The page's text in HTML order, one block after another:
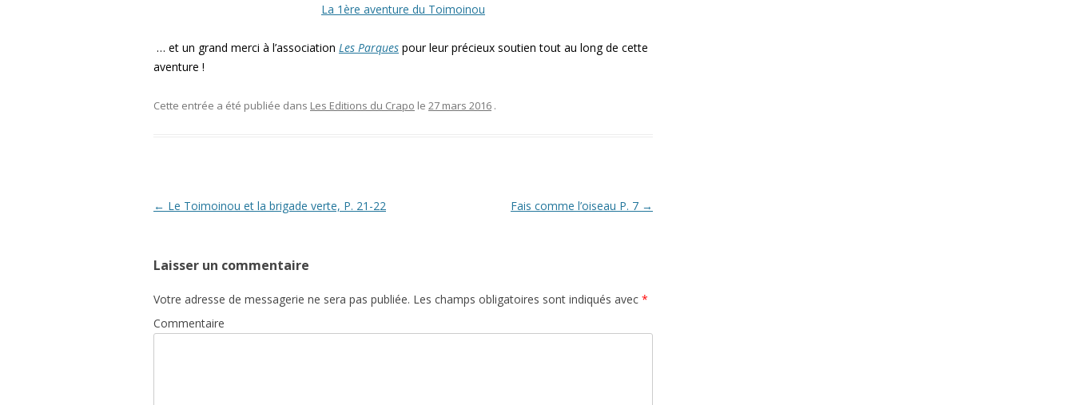
La 1ère aventure du Toimoinou
… et un grand merci à l’association Les Parques pour leur précieux soutien tout au long de cette
aventure !
Cette entrée a été publiée dans Les Editions du Crapo le 27 mars 2016 .
Navigation
← Le Toimoinou et la brigade verte, P. 21-22 Fais comme l’oiseau P. 7 →
Laisser un commentaire
Votre adresse de messagerie ne sera pas publiée. Les champs obligatoires sont indiqués avec *
Commentaire